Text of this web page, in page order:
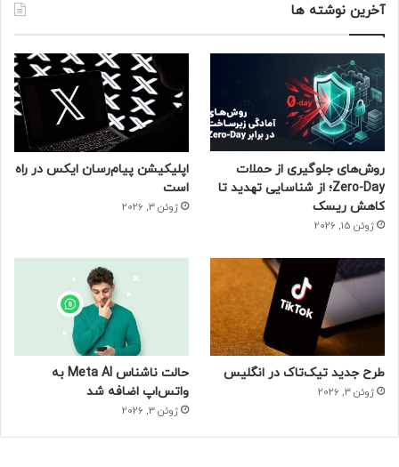
کره ماه
آخرین نوشته ها
روش‌های جلوگیری از حملات
Zero-Day؛ از شناسایی تهدید تا
کاهش ریسک
ژوئن 15, 2026
اپلیکیشن پیام‌رسان ایکس در راه
است
ژوئن 3, 2026
طرح جدید تیک‌تاک در انگلیس
ژوئن 3, 2026
حالت ناشناس Meta AI به
واتس‌اپ اضافه شد
ژوئن 3, 2026